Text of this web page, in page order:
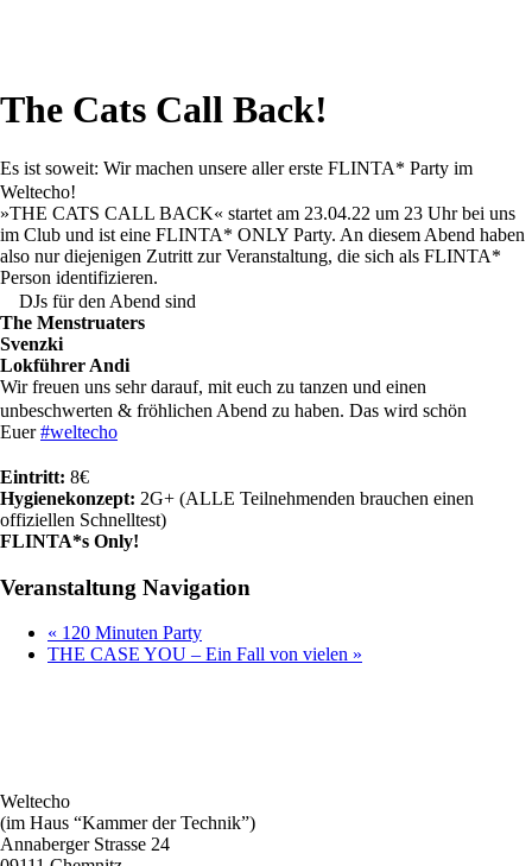
The Cats Call Back!
Es ist soweit: Wir machen unsere aller erste FLINTA* Party im
Weltecho!
»THE CATS CALL BACK« startet am 23.04.22 um 23 Uhr bei uns
im Club und ist eine FLINTA* ONLY Party. An diesem Abend haben
also nur diejenigen Zutritt zur Veranstaltung, die sich als FLINTA*
Person identifizieren.
DJs für den Abend sind
The Menstruaters
Svenzki
Lokführer Andi
Wir freuen uns sehr darauf, mit euch zu tanzen und einen
unbeschwerten & fröhlichen Abend zu haben. Das wird schön
Euer#weltecho
Eintritt: 8€
Hygienekonzept: 2G+ (ALLE Teilnehmenden brauchen einen
offiziellen Schnelltest)
FLINTA*s Only!
Veranstaltung Navigation
« 120 Minuten Party
THE CASE YOU – Ein Fall von vielen »
Weltecho
(im Haus “Kammer der Technik”)
Annaberger Strasse 24